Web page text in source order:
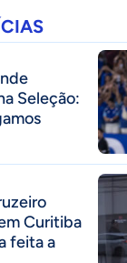
Seleção:
Curitiba
feita a